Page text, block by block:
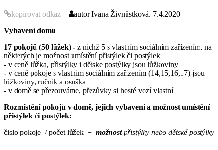
kopírovat odkaz autorIvana Živnůstková, 7.4.2020
Vybavení domu
17 pokojů (50 lůžek) - z nichž 5 s vlastním sociálním zařízením, na
některých je možnost umístění přistýlek či postýlek
- v ceně lůžka, přistýlky i dětske postýlky jsou lůžkoviny
- v ceně pokoje s vlastnim sociálním zařízením (14,15,16,17) jsou
lůžkoviny, ručnik a osuška
- v domě se přezouváme, přezůvky si hosté vozí vlastní
Rozmístění pokojů v domě, jejich vybavení a možnost umístění
přistýlek či postýlek:
čislo pokoje / počet lůžek + možnostpřistýlky nebo dětské postýlky